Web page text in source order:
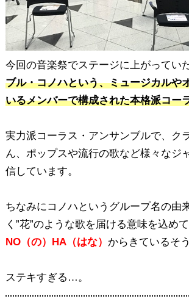
今回の音楽祭でステージに上がってい
ブル・コノハという、ミュージカルや
いるメンバーで構成された本格派コー
実力派コーラス・アンサンブルで、ク
ん、ポップスや流行の歌など様々なジ
信しています。
ちなみにコノハというグループ名の由
く”花”のような歌を届ける意味を込めて
NO（の）HA（はな） からきているそう
ステキすぎる…。